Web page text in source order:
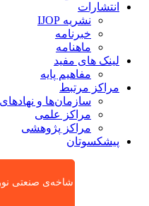
انتشارات
نشریه IJOP
خبرنامه
ماهنامه
لینک های مفید
مفاهیم پایه
مراکز مرتبط
سازمان‌ها و نهادهای
مراکز علمی
مراکز پژوهشی
پیشکسوتان
شاخه‌ی صنعتی